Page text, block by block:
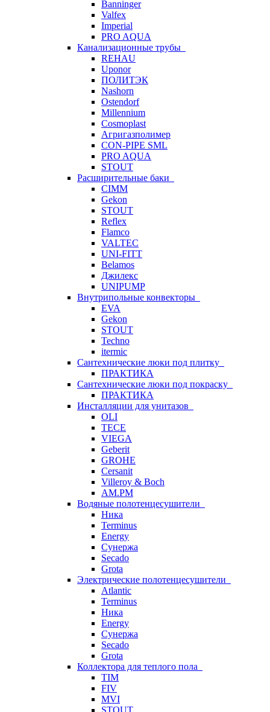
Banninger
Valfex
Imperial
PRO AQUA
Канализационные трубы
REHAU
Uponor
ПОЛИТЭК
Nashorn
Ostendorf
Millennium
Cosmoplast
Агригазполимер
CON-PIPE SML
PRO AQUA
STOUT
Расширительные баки
CIMM
Gekon
STOUT
Reflex
Flamco
VALTEC
UNI-FITT
Belamos
Джилекс
UNIPUMP
Внутрипольные конвекторы
EVA
Gekon
STOUT
Techno
itermic
Сантехнические люки под плитку
ПРАКТИКА
Сантехнические люки под покраску
ПРАКТИКА
Инсталляции для унитазов
OLI
TECE
VIEGA
Geberit
GROHE
Cersanit
Villeroy & Boch
AM.PM
Водяные полотенцесушители
Ника
Terminus
Energy
Сунержа
Secado
Grota
Электрические полотенцесушители
Atlantic
Terminus
Ника
Energy
Сунержа
Secado
Grota
Коллектора для теплого пола
TIM
FIV
MVI
STOUT